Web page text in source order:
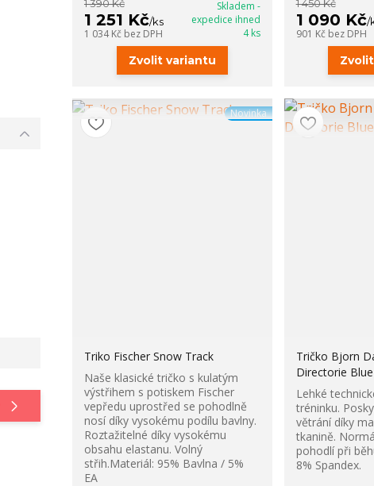
1 390 Kč
1 251 Kč/ks
1 034 Kč bez DPH
Skladem -
expedice ihned
4 ks
Zvolit variantu
1 450 Kč
1 090 Kč/
901 Kč bez DPH
Novinka
Triko Fischer Snow Track
Naše klasické tričko s kulatým
výstřihem s potiskem Fischer
vepředu uprostřed se pohodlně
nosí díky vysokému podílu bavlny.
Roztažitelné díky vysokému
obsahu elastanu. Volný
střih.Materiál: 95% Bavlna / 5%
EA
Tričko Bjorn
Directorie Blue
Lehké
tréninku.
větrání díky
tkanině.
pohodlí při
8% Spandex.